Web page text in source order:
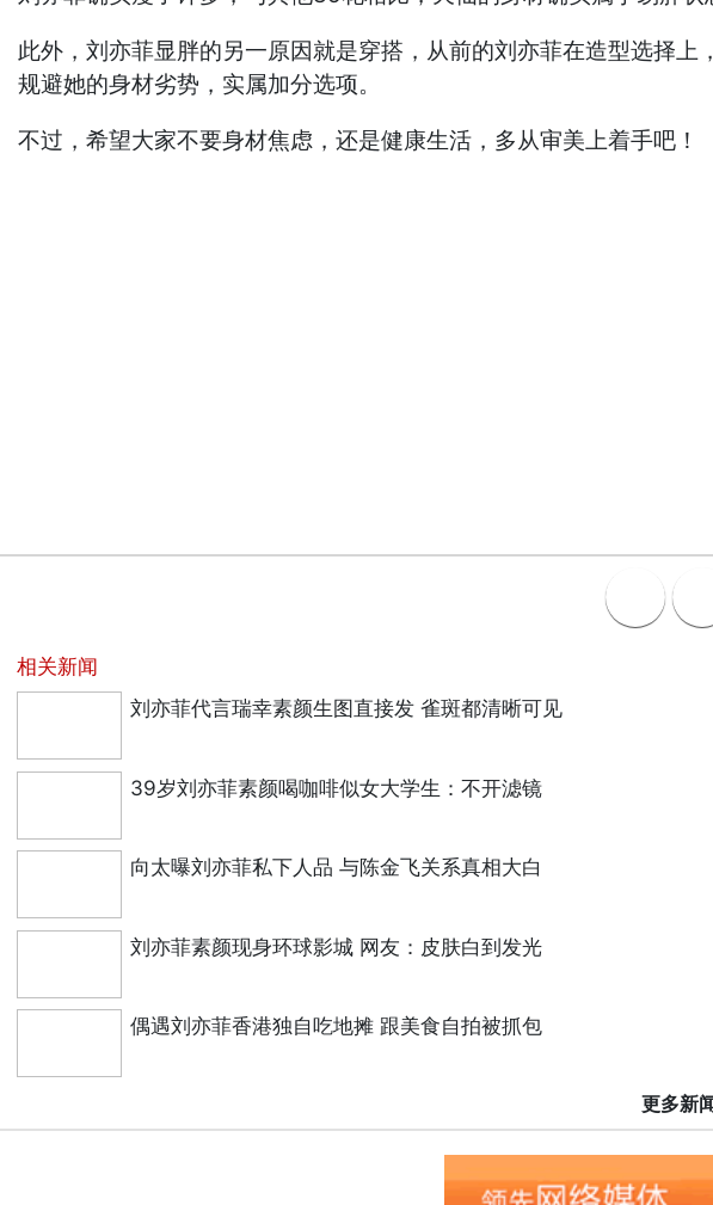
此外，刘亦菲显胖的另一原因就是穿搭，从前的刘亦菲在造型选择
规避她的身材劣势，实属加分选项。
不过，希望大家不要身材焦虑，还是健康生活，多从审美上着手吧！
相关新闻
刘亦菲代言瑞幸素颜生图直接发 雀斑都清晰可见
39岁刘亦菲素颜喝咖啡似女大学生：不开滤镜
向太曝刘亦菲私下人品 与陈金飞关系真相大白
刘亦菲素颜现身环球影城 网友：皮肤白到发光
偶遇刘亦菲香港独自吃地摊 跟美食自拍被抓包
更多新